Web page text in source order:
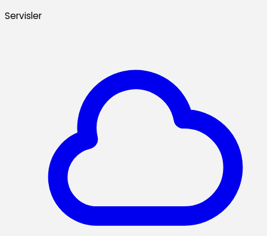
Servisler